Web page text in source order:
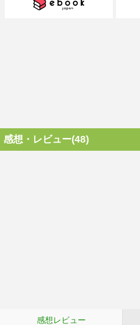
感想・レビュー(48)
感想レビュー